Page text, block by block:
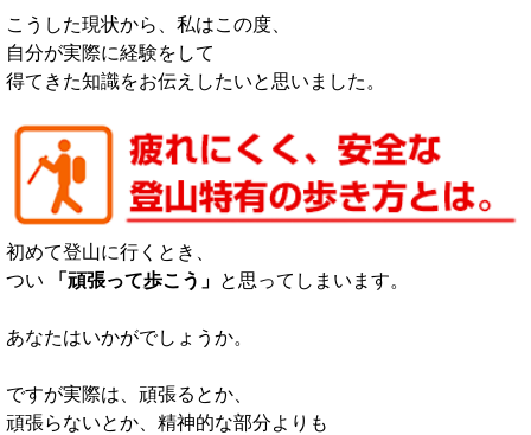
こうした現状から、私はこの度、
自分が実際に経験をして
得てきた知識をお伝えしたいと思いました。
初めて登山に行くとき、
つい
「頑張って歩こう」 と思ってしまいます。
あなたはいかがでしょうか。
ですが実際は、頑張るとか、
頑張らないとか、精神的な部分よりも